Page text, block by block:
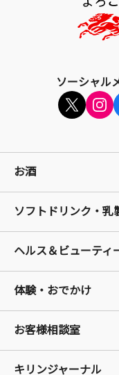
ソーシャル
お酒
ソフトドリンク・乳
ヘルス＆ビューティ
体験・おでかけ
お客様相談室
キリンジャーナル